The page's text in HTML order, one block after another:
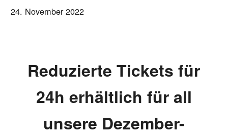
24. November 2022
Reduzierte Tickets für
24h erhältlich für all
unsere Dezember-